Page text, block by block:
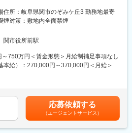
加入、保養所あり
代が中心）
装の3チーム体制。建築、機械、電気・計
業理念にある「限りある地球資源の有効活
、貴金属関連事業と食品関連事業を展開し
ループ全体の売上高は順調に拡大、売上高
ります。
工事管理をお任せします。建設工事は協力
～仕様決定・見積もり取得・導入～稼働ま
ンテナンスや改修、修繕、故障時の修理
施設（海外出張により定期監査あり）
・設備導入～試運転、定期メンテナンス
住所：岐阜県関市のぞみケ丘3 勤務地最寄
煙対策：敷地内全面禁煙
関市役所前駅
～750万円＜賃金形態＞月給制補足事項なし
本給）：270,000円～370,000円＜月給＞
までも目安の金額であり、選考を通じて上
す。月給(月額)は固定手当を含めた表記で
応募依頼する
（エージェントサービス）